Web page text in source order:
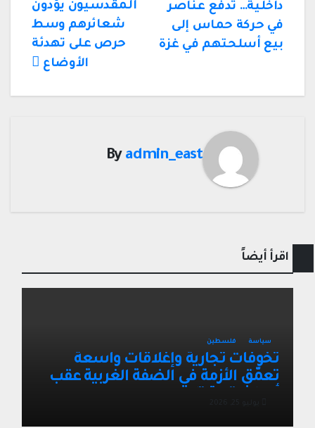
المقالات
المقدسيون يؤدون
شعائرهم وسط
حرص على تهدئة
الأوضاع
داخلية… تدفع عناصر
في حركة حماس إلى
بيع أسلحتهم في غزة
By admin_east
اقرأ أيضاً
سياسة فلسطين
تخوفات تجارية وإغلاقات واسعة
تعمّق الأزمة في الضفة الغربية عقب